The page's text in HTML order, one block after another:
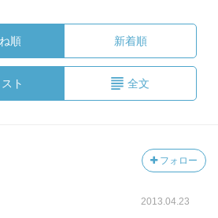
順 新着順
スト 全文
フォロー
2013.04.23